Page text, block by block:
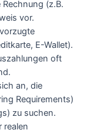
(z.B.
vor.
E-Wallet).
oft
an, die
Requirements)
zu suchen.
realen